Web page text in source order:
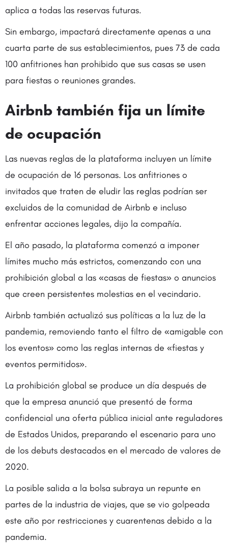
aplica a todas las reservas futuras.
Sin embargo, impactará directamente apenas a una
cuarta parte de sus establecimientos, pues 73 de cada
100 anfitriones han prohibido que sus casas se usen
para fiestas o reuniones grandes.
Airbnb también fija un límite
de ocupación
Las nuevas reglas de la plataforma incluyen un límite
de ocupación de 16 personas. Los anfitriones o
invitados que traten de eludir las reglas podrían ser
excluidos de la comunidad de Airbnb e incluso
enfrentar acciones legales, dijo la compañía.
El año pasado, la plataforma comenzó a imponer
límites mucho más estrictos, comenzando con una
prohibición global a las «casas de fiestas» o anuncios
que creen persistentes molestias en el vecindario.
Airbnb también actualizó sus políticas a la luz de la
pandemia, removiendo tanto el filtro de «amigable con
los eventos» como las reglas internas de «fiestas y
eventos permitidos».
La prohibición global se produce un día después de
que la empresa anunció que presentó de forma
confidencial una oferta pública inicial ante reguladores
de Estados Unidos, preparando el escenario para uno
de los debuts destacados en el mercado de valores de
2020.
La posible salida a la bolsa subraya un repunte en
partes de la industria de viajes, que se vio golpeada
este año por restricciones y cuarentenas debido a la
pandemia.